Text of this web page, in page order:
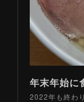
2022年も終わ